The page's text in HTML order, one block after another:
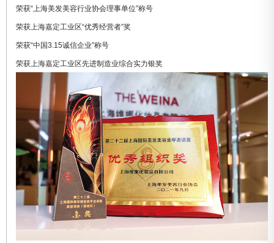
荣获“上海美发美容行业协会理事单位”称号
荣获上海嘉定工业区“优秀经营者”奖
荣获“中国3.15诚信企业”称号
荣获上海嘉定工业区先进制造业综合实力银奖